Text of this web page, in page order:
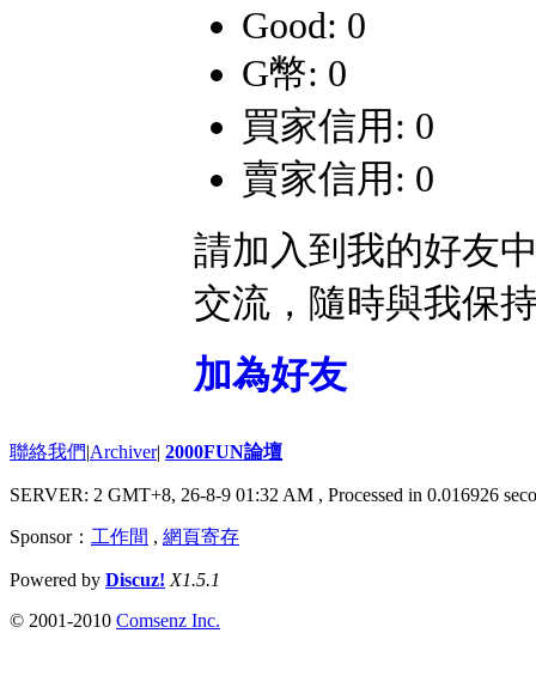
Good: 0
G幣: 0
買家信用: 0
賣家信用: 0
請加入到我的好友
交流，隨時與我保
加為好友
聯絡我們|Archiver| 2000FUN論壇
SERVER: 2 GMT+8, 26-8-9 01:32 AM , Processed in 0.016926
Sponsor： 工作間 , 網頁寄存
Powered by Discuz! X1.5.1
© 2001-2010 Comsenz Inc.